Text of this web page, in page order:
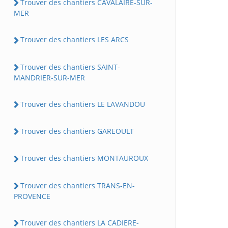
Trouver des chantiers CAVALAIRE-SUR-
MER
Trouver des chantiers LES ARCS
Trouver des chantiers SAINT-
MANDRIER-SUR-MER
Trouver des chantiers LE LAVANDOU
Trouver des chantiers GAREOULT
Trouver des chantiers MONTAUROUX
Trouver des chantiers TRANS-EN-
PROVENCE
Trouver des chantiers LA CADIERE-